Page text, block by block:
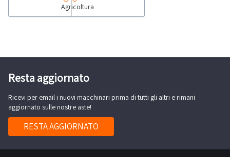
Trattore
–
2024
Macchina
agricola
recente
e
in
Agricoltura
Resta aggiornato
Ricevi per email i nuovi macchinari prima di tutti gli altri e rimani
aggiornato sulle nostre aste!
RESTA AGGIORNATO